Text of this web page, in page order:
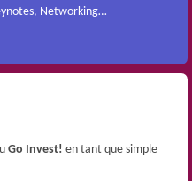
Networking…
Go Invest! en tant que simple